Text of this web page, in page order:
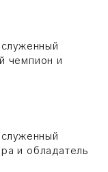
чемпион и
и обладатель